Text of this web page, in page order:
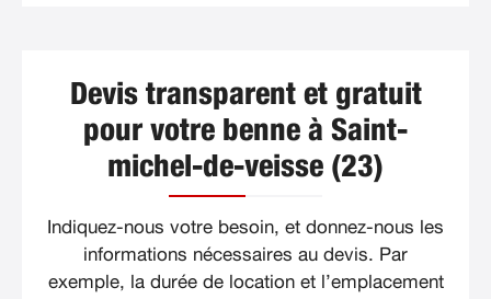
Devis transparent et gratuit
pour votre benne à Saint-
michel-de-veisse (23)
Indiquez-nous votre besoin, et donnez-nous les
informations nécessaires au devis. Par
exemple, la durée de location et l’emplacement